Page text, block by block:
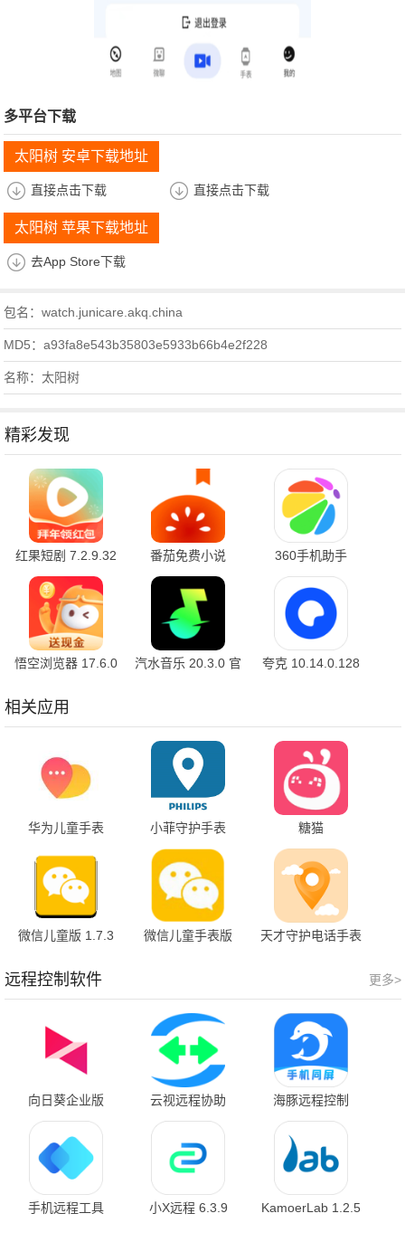
多平台下载
太阳树 安卓下载地址
直接点击下载 直接点击下载
太阳树 苹果下载地址
去App Store下载
包名：watch.junicare.akq.china
MD5：a93fa8e543b35803e5933b66b4e2f228
名称：太阳树
精彩发现
红果短剧 7.2.9.32
官方版
番茄免费小说
7.2.9.32 安卓版
360手机助手
10.2.2 官方版
悟空浏览器 17.6.0
汽水音乐 20.3.0 官
夸克 10.14.0.128
相关应用
华为儿童手表
小菲守护手表
v1.0.13 安卓版
糖猫
5.5.0.202110273
最新版
微信儿童版 1.7.3
微信儿童手表版
天才守护电话手表
更多>
远程控制软件
向日葵企业版
v15.4.3.75640 最
新版
云视远程协助
3.3.3
海豚远程控制
2.4.7.10 最新版
手机远程工具
小X远程 6.3.9 KamoerLab 1.2.5